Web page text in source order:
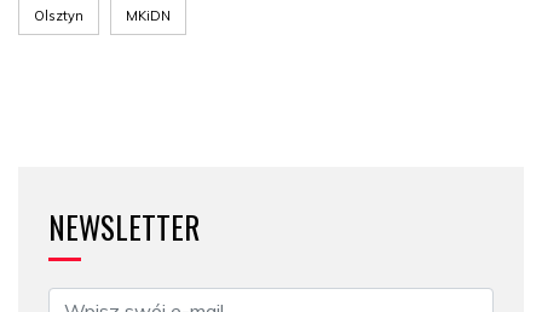
Olsztyn MKiDN
NEWSLETTER